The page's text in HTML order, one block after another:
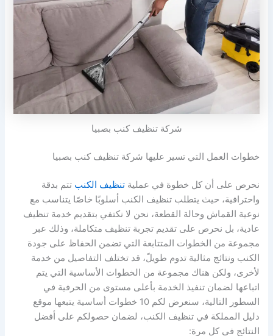
شركة تنظيف كنب بصبيا
خطوات العمل التي تسير عليها شركة تنظيف كنب بصبيا
نحرص على أن كل خطوة في عمليةتنظيف الكنب تتم بدقة
واحترافية، حيث يتطلب تنظيف الكنب أسلوبًا خاصًا يتناسب مع
نوعية القماش وحالة القطعة، نحن لا نكتفي بتقديم خدمة تنظيف
عادية، بل نحرص على تقديم تجربة تنظيف متكاملة، وذلك عبر
مجموعة من الخطوات المتتابعة التي تضمن الحفاظ على جودة
الكنب ونتائج مثالية تدوم طويلً، قد تختلف التفاصيل من خدمة
لأخرى، ولكن هناك مجموعة من الخطوات الأساسية التي يتم
اتباعها لضمان تنفيذ الخدمة بأعلى مستوى من الحرفية في
السطور التالية، سنعرض لكم 10 خطوات أساسية يتبعها موقع
دليل المملكة في تنظيف الكنب، لضمان حصولكم على أفضل
النتائج في كل مرة: